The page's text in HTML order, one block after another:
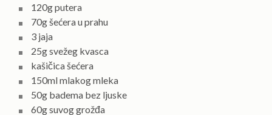
120g putera
70g šećera u prahu
3 jaja
25g svežeg kvasca
kašičica šećera
150ml mlakog mleka
50g badema bez ljuske
60g suvog grožđa